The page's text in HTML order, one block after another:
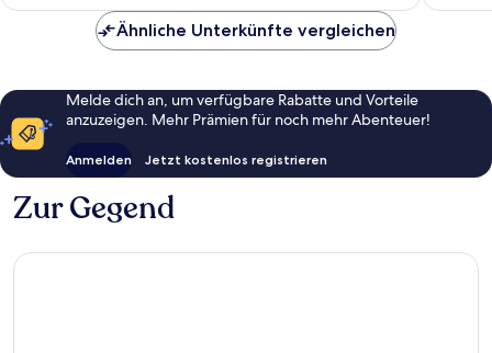
Bewertungen
Ähnliche Unterkünfte vergleichen
Melde dich an, um verfügbare Rabatte und Vorteile
anzuzeigen. Mehr Prämien für noch mehr Abenteuer!
Anmelden Jetzt kostenlos registrieren
Zur Gegend